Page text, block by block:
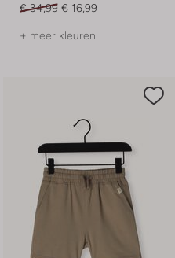
€ 34,99 € 16,99
+ meer kleuren